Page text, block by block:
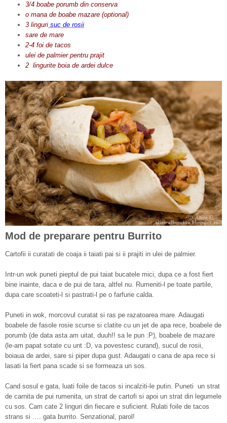
3/4 boabe porumb din conserva
o mana de boabe mazare (optional)
3 linguri suc de rosii
sare de mare
2-4 foi de tacos
ulei de palmier pentru prajit
2 lingurite boia de ardei dulce
Mod de preparare pentru Burrito
Cartofii ii curatati de coaja ii taiati pai si ii prajiti in ulei de palmier.
Intr-un wok puneti pieptul de pui taiat bucatele mici, dupa ce a fost fiert
bine inainte, daca e de pui de tara, altfel nu. Rumeniti-l pe toate partile,
dupa care scoateti-l si pastrati-l pe o farfurie calda.
Puneti in wok, morcovul curatat si ras pe razatoarea mare. Adaugati
boabele de fasole rosie scurse si clatite cu un jet de apa rece, boabele de
porumb (de data asta am uitat, duuh!! sa le pun :P), boabele de mazare
(le-am papat sotate cu unt :D, va povestesc curand), sucul de rosii,
boiaua de ardei, sare si piper dupa gust. Adaugati o cana de apa rece si
lasati la fiert pana scade si se formeaza un sos.
Cand sosul e gata, luati foile de tacos si incalziti-le putin. Puneti un strat
de carnita de pui rumenita, un strat de cartofi si apoi un strat din legumele
cu sos. Cam cate 2 linguri din fiecare e suficient. Rulati foile de tacos
strans si …. gata burrito. Senzational, parol!